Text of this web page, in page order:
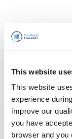
This website
This website
experience
improve our
you have
browser and you